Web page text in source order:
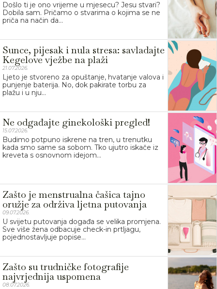
Došlo ti je ono vrijeme u mjesecu? Jesu stvari?
Dobila sam. Pričamo o stvarima o kojima se ne
priča na način da...
Sunce, pijesak i nula stresa: savladajte
Kegelove vježbe na plaži
21.07.2026.
Ljeto je stvoreno za opuštanje, hvatanje valova i
punjenje baterija. No, dok pakirate torbu za
plažu i u nju...
Ne odgađajte ginekološki pregled!
15.07.2026.
Budimo potpuno iskrene na tren, u trenutku
kada smo same sa sobom. Tko ujutro iskače iz
kreveta s osnovnom idejom...
Zašto je menstrualna čašica tajno
oružje za održiva ljetna putovanja
09.07.2026.
U svijetu putovanja događa se velika promjena.
Sve više žena odbacuje check-in prtljagu,
pojednostavljuje popise...
Zašto su trudničke fotografije
najvrjednija uspomena
08.07.2026.